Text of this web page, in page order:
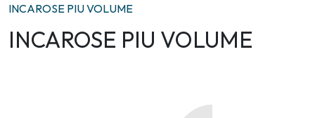
INCAROSE PIU VOLUME
INCAROSE PIU VOLUME